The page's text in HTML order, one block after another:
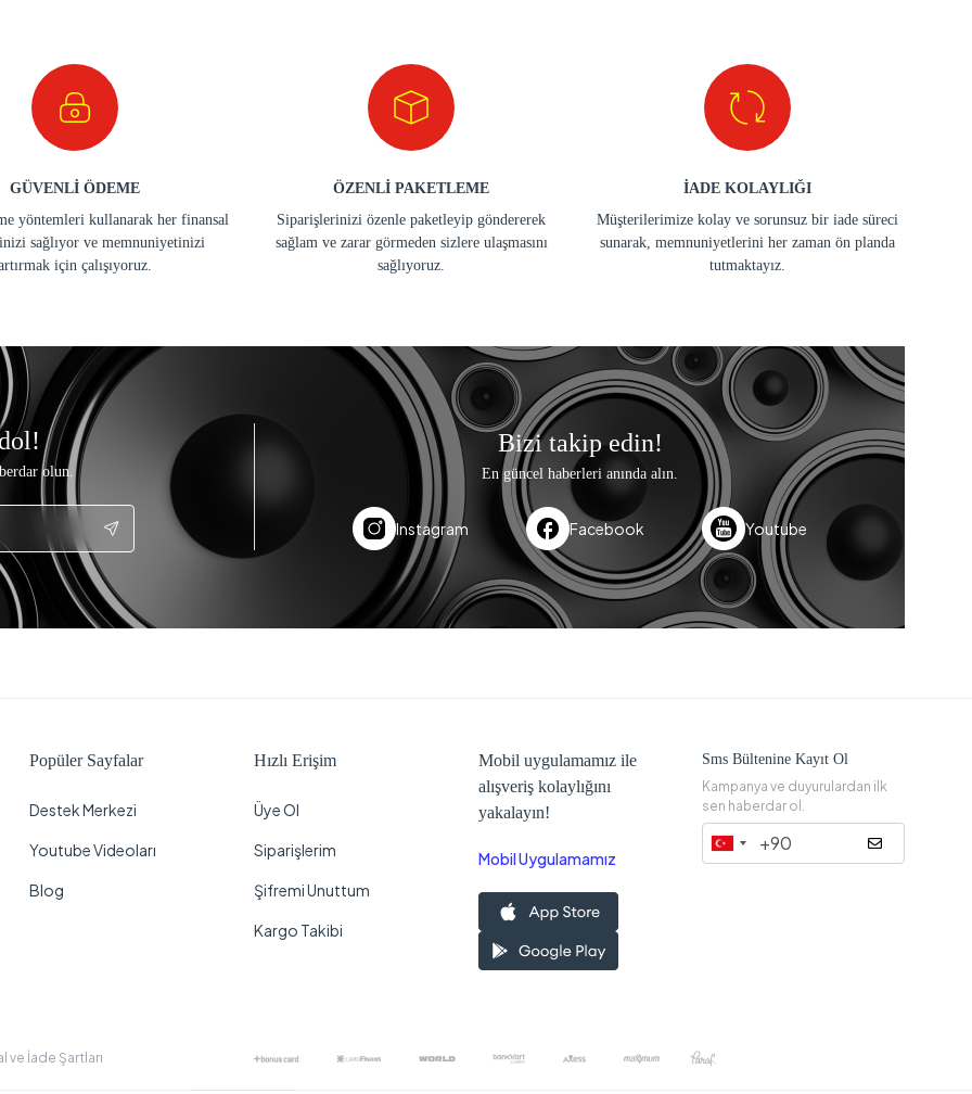
GÜVENLİ ÖDEME
yöntemleri kullanarak her finansal
sağlıyor ve memnuniyetinizi
için çalışıyoruz.
ÖZENLİ PAKETLEME
Siparişlerinizi özenle paketleyip göndererek
sağlam ve zarar görmeden sizlere ulaşmasını
sağlıyoruz.
İADE KOLAYLIĞI
Müşterilerimize kolay ve sorunsuz bir iade süreci
sunarak, memnuniyetlerini her zaman ön planda
tutmaktayız.
olun.
Bizi takip edin!
En güncel haberleri anında alın.
Instagram Facebook Youtube
Popüler Sayfalar
Destek Merkezi
Youtube Videoları
Blog
Hızlı Erişim
Üye Ol
Siparişlerim
Şifremi Unuttum
Kargo Takibi
Mobil uygulamamız ile
alışveriş kolaylığını
yakalayın!
Mobil Uygulamamız
Sms Bültenine Kayıt Ol
Kampanya ve duyurulardan ilk
sen haberdar ol.
ve İade Şartları